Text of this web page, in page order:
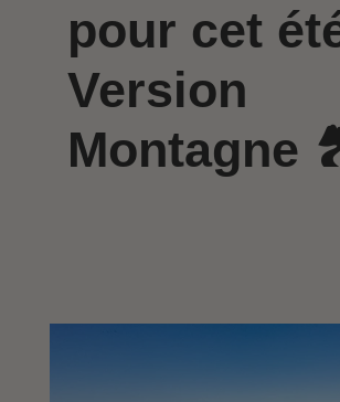
pour cet
Version
Montagne